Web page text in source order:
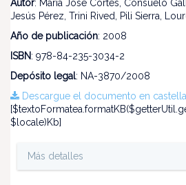
Autor: Maria Jose Cortés, Consuelo
Jesús Pérez, Trini Rived, Pili Sierra,
Año de publicación: 2008
ISBN: 978-84-235-3034-2
Depósito legal: NA-3870/2008
Descargue el documento en
$locale)Kb]
Más detalles